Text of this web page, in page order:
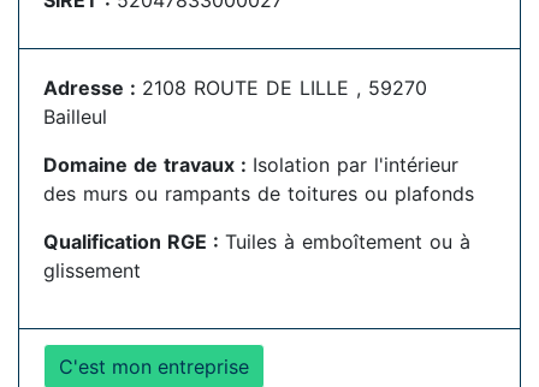
Adresse : 2108 ROUTE DE LILLE , 59270
Bailleul
Domaine de travaux : Isolation par l'intérieur
des murs ou rampants de toitures ou plafonds
Qualification RGE : Tuiles à emboîtement ou à
glissement
C'est mon entreprise